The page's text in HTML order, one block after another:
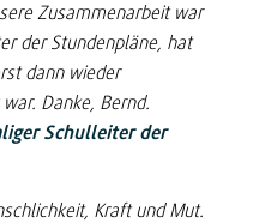
Zusammenarbeit war
der Stundenpläne, hat
dann wieder
Danke, Bernd.
Schulleiter der
Kraft und Mut.